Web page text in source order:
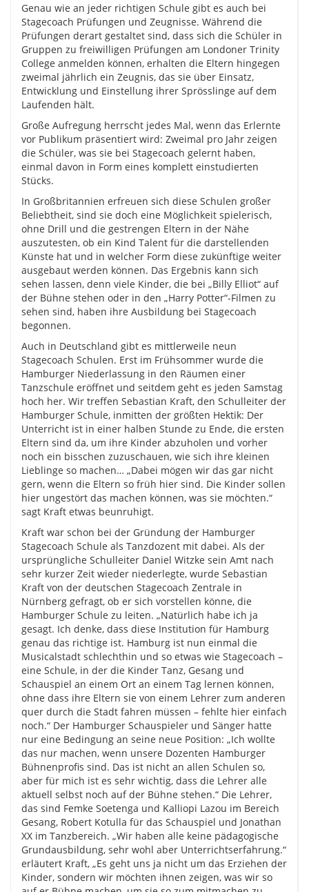
Genau wie an jeder richtigen Schule gibt es auch bei
Stagecoach Prüfungen und Zeugnisse. Während die
Prüfungen derart gestaltet sind, dass sich die Schüler in
Gruppen zu freiwilligen Prüfungen am Londoner Trinity
College anmelden können, erhalten die Eltern hingegen
zweimal jährlich ein Zeugnis, das sie über Einsatz,
Entwicklung und Einstellung ihrer Sprösslinge auf dem
Laufenden hält.
Große Aufregung herrscht jedes Mal, wenn das Erlernte
vor Publikum präsentiert wird: Zweimal pro Jahr zeigen
die Schüler, was sie bei Stagecoach gelernt haben,
einmal davon in Form eines komplett einstudierten
Stücks.
In Großbritannien erfreuen sich diese Schulen großer
Beliebtheit, sind sie doch eine Möglichkeit spielerisch,
ohne Drill und die gestrengen Eltern in der Nähe
auszutesten, ob ein Kind Talent für die darstellenden
Künste hat und in welcher Form diese zukünftige weiter
ausgebaut werden können. Das Ergebnis kann sich
sehen lassen, denn viele Kinder, die bei „Billy Elliot“ auf
der Bühne stehen oder in den „Harry Potter“-Filmen zu
sehen sind, haben ihre Ausbildung bei Stagecoach
begonnen.
Auch in Deutschland gibt es mittlerweile neun
Stagecoach Schulen. Erst im Frühsommer wurde die
Hamburger Niederlassung in den Räumen einer
Tanzschule eröffnet und seitdem geht es jeden Samstag
hoch her. Wir treffen Sebastian Kraft, den Schulleiter der
Hamburger Schule, inmitten der größten Hektik: Der
Unterricht ist in einer halben Stunde zu Ende, die ersten
Eltern sind da, um ihre Kinder abzuholen und vorher
noch ein bisschen zuzuschauen, wie sich ihre kleinen
Lieblinge so machen… „Dabei mögen wir das gar nicht
gern, wenn die Eltern so früh hier sind. Die Kinder sollen
hier ungestört das machen können, was sie möchten.“
sagt Kraft etwas beunruhigt.
Kraft war schon bei der Gründung der Hamburger
Stagecoach Schule als Tanzdozent mit dabei. Als der
ursprüngliche Schulleiter Daniel Witzke sein Amt nach
sehr kurzer Zeit wieder niederlegte, wurde Sebastian
Kraft von der deutschen Stagecoach Zentrale in
Nürnberg gefragt, ob er sich vorstellen könne, die
Hamburger Schule zu leiten. „Natürlich habe ich ja
gesagt. Ich denke, dass diese Institution für Hamburg
genau das richtige ist. Hamburg ist nun einmal die
Musicalstadt schlechthin und so etwas wie Stagecoach –
eine Schule, in der die Kinder Tanz, Gesang und
Schauspiel an einem Ort an einem Tag lernen können,
ohne dass ihre Eltern sie von einem Lehrer zum anderen
quer durch die Stadt fahren müssen – fehlte hier einfach
noch.“ Der Hamburger Schauspieler und Sänger hatte
nur eine Bedingung an seine neue Position: „Ich wollte
das nur machen, wenn unsere Dozenten Hamburger
Bühnenprofis sind. Das ist nicht an allen Schulen so,
aber für mich ist es sehr wichtig, dass die Lehrer alle
aktuell selbst noch auf der Bühne stehen.“ Die Lehrer,
das sind Femke Soetenga und Kalliopi Lazou im Bereich
Gesang, Robert Kotulla für das Schauspiel und Jonathan
XX im Tanzbereich. „Wir haben alle keine pädagogische
Grundausbildung, sehr wohl aber Unterrichtserfahrung.“
erläutert Kraft, „Es geht uns ja nicht um das Erziehen der
Kinder, sondern wir möchten ihnen zeigen, was wir so